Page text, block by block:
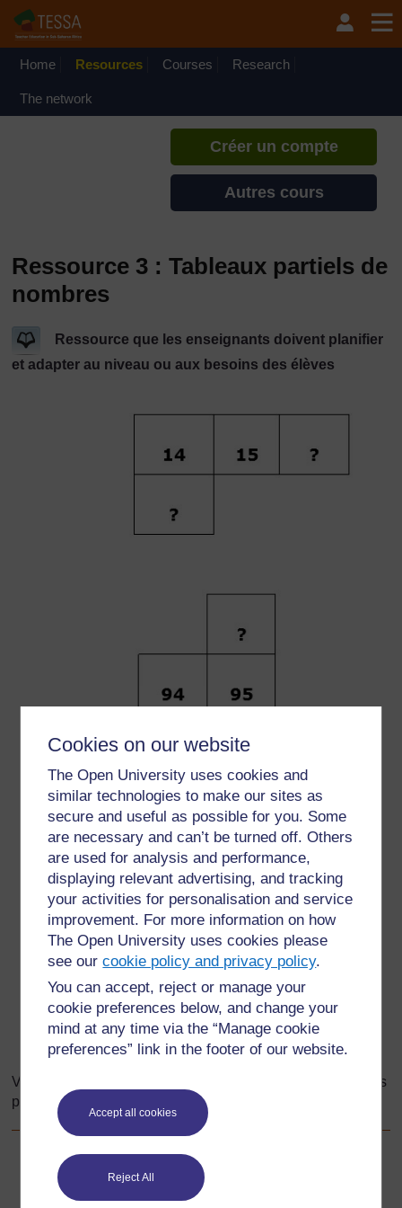
Cookies on our website
The Open University uses cookies and
similar technologies to make our sites as
secure and useful as possible for you. Some
are necessary and can’t be turned off. Others
are used for analysis and performance,
displaying relevant advertising, and tracking
your activities for personalisation and service
improvement. For more information on how
The Open University uses cookies please
see ourcookie policy and privacy policy.
You can accept, reject or manage your
cookie preferences below, and change your
mind at any time via the “Manage cookie
preferences” link in the footer of our website.
Accept all cookies
Reject All
Home Resources Courses Research
The network
Si vous créez un compte, vous
pouvez établir un profil
Créer un compte
Autres cours
Ressource 3 : Tableaux partiels de
nombres
Ressource que les enseignants doivent planifier
et adapter au niveau ou aux besoins des élèves
Les élèves peuvent-ils remplir les nombres
manquants ?
Demandez-leur d’expliquer comment ils ont réussi à
le faire.
Voyez si les élèves peuvent créer et résoudre leurs propres
puzzles de « nombres manquants ».
Précédent
Précédent